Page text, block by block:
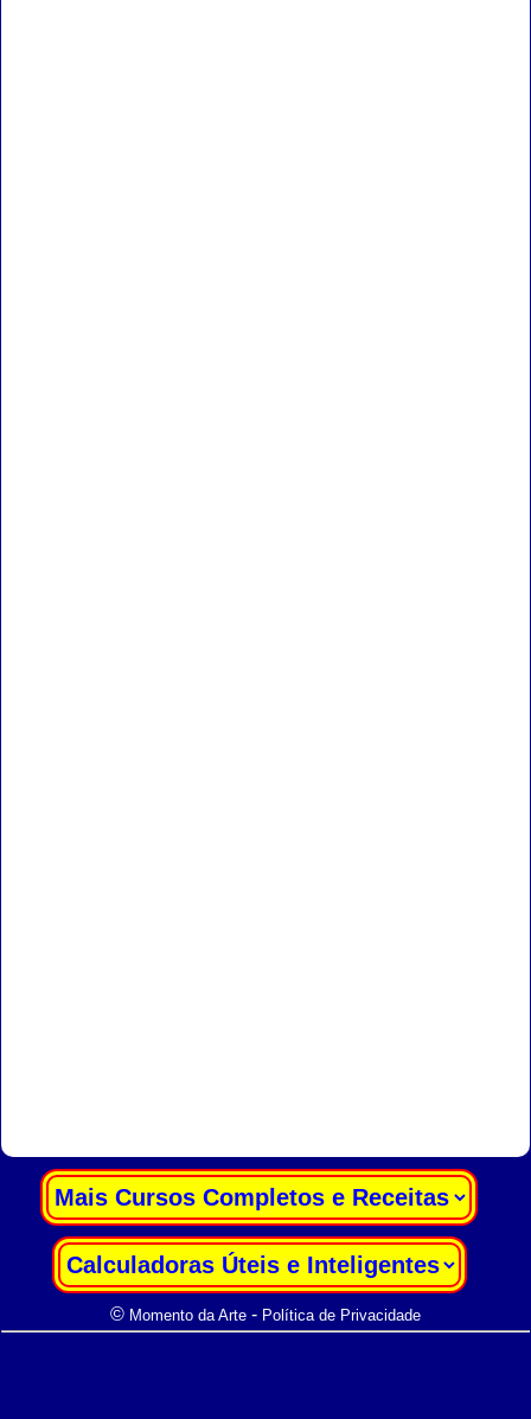
© Momento da Arte- Política de Privacidade